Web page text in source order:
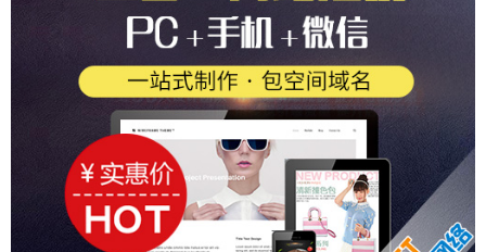
浏览器IE8较量IE6,强化的即时搜索
网络砍价师了解商品行情,善于软磨硬泡